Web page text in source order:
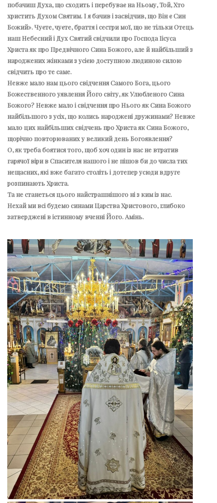
побачиш Духа, що сходить і перебуває на Ньому, Той, Хто
христить Духом Святим. І я бачив і засвідчив, що Він є Син
Божий». Чуєте, чуєте, браття і сестри мої, що не тільки Отець
наш Небесний і Дух Святий свідчили про Господа Іісуса
Христа як про Предвічного Сина Божого, але й найбільший з
народжених жінками з усією доступною людиною силою
свідчить про те саме.
Невже мало нам цього свідчення Самого Бога, цього
Божественного уявлення Його світу, як Улюбленого Сина
Божого? Невже мало і свідчення про Нього як Сина Божого
найбільшого з усіх, що колись народжені дружинами? Невже
мало цих найбільших свідчень про Христа як Сина Божого,
щорічно повторюваних у великий день Богоявлення?
О, як треба боятися того, щоб хоч один із нас не втратив
гарячої віри в Спасителя нашого і не пішов би до числа тих
нещасних, які вже багато століть і дотепер усюди вдруге
розпинають Христа.
Та не станеться цього найстрашнішого ні з ким із нас.
Нехай ми всі будемо синами Царства Христового, глибоко
затверджені в істинному вченні Його. Амінь.